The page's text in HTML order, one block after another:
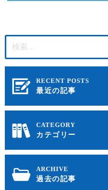
最近の記事
カテゴリー
過去の記事